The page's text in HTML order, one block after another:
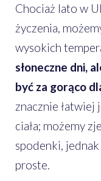
Chociaż lato w
życzenia,
wysokich
słoneczne dni,
być za gorąco
znacznie
ciała; możemy
spodenki,
proste.